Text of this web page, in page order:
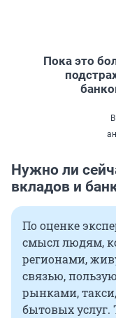
Пока это
Нужно ли
вкладов и
По оценке
смысл людям,
регионами,
связью,
рынками,
бытовых услуг.